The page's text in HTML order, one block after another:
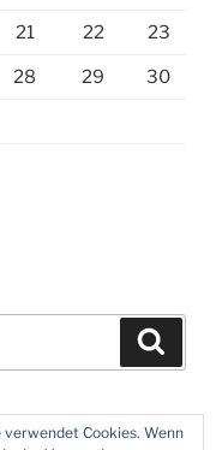
21 22 23
28 29 30
Cookies. Wenn